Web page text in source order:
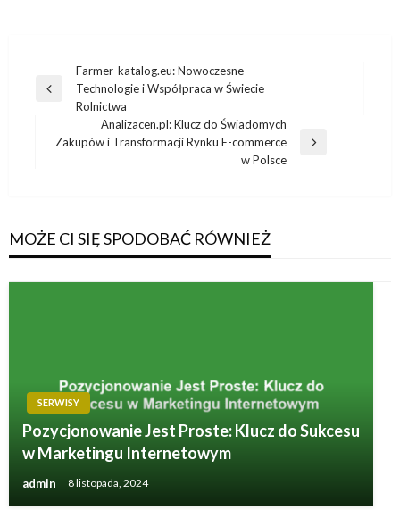
Nawigacja
wpisu
Poprzedni
Farmer-katalog.eu: Nowoczesne
Technologie i Współpraca w Świecie
Rolnictwa
Następny
Analizacen.pl: Klucz do Świadomych
Zakupów i Transformacji Rynku E-commerce
w Polsce
MOŻE CI SIĘ SPODOBAĆ RÓWNIEŻ
SERWISY
Pozycjonowanie Jest Proste: Klucz do Sukcesu
w Marketingu Internetowym
admin 8 listopada, 2024